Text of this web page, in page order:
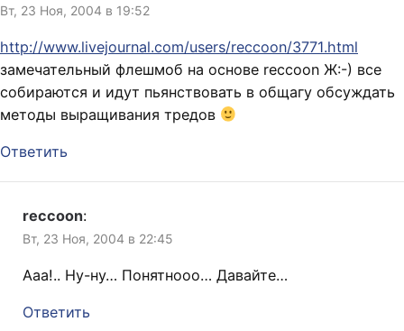
Вт, 23 Ноя, 2004 в 19:52
http://www.livejournal.com/users/reccoon/3771.html
замечательный флешмоб на основе reccoon Ж:-) все
собираются и идут пьянствовать в общагу обсуждать
методы выращивания тредов
Ответить
reccoon:
Вт, 23 Ноя, 2004 в 22:45
Ааа!.. Ну-ну… Понятнооо… Давайте…
Ответить